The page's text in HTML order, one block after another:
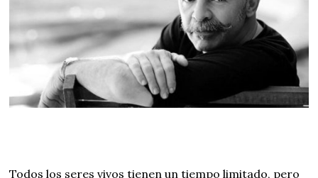
Todos los seres vivos tienen un tiempo limitado, pero